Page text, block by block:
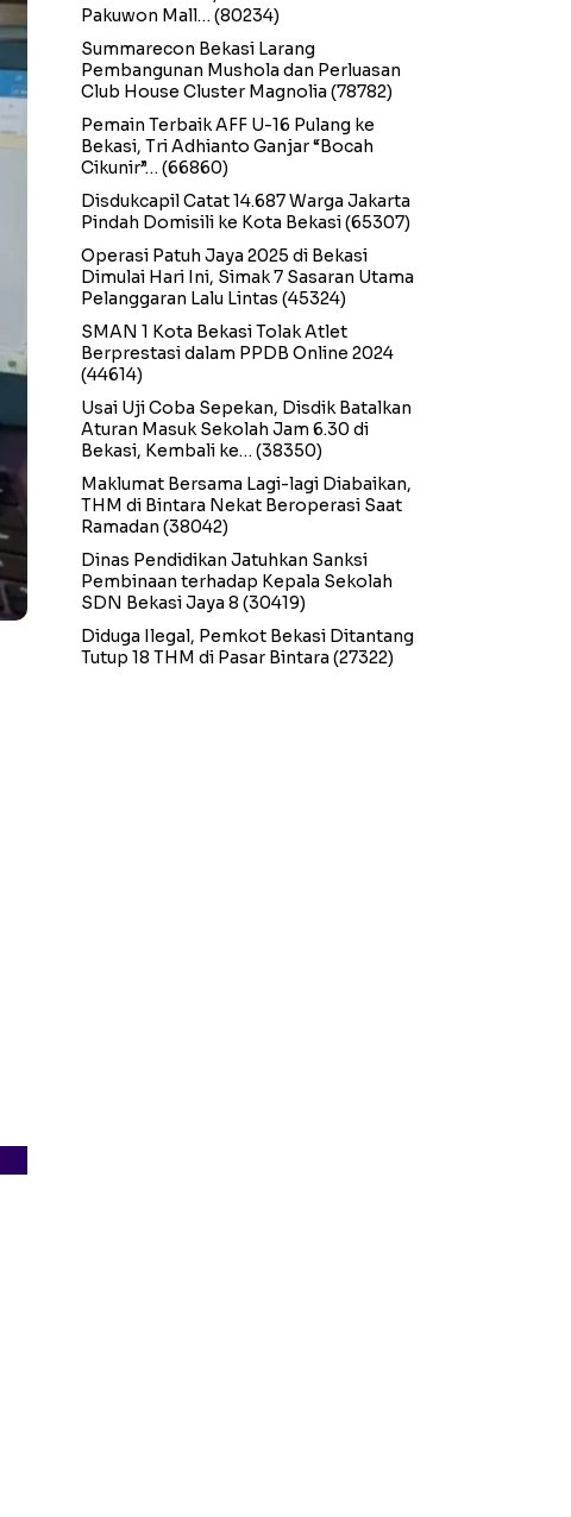
Pakuwon Mall… (80234)
Summarecon Bekasi Larang
Pembangunan Mushola dan Perluasan
Club House Cluster Magnolia (78782)
Pemain Terbaik AFF U-16 Pulang ke
Bekasi, Tri Adhianto Ganjar “Bocah
Cikunir”… (66860)
Disdukcapil Catat 14.687 Warga Jakarta
Pindah Domisili ke Kota Bekasi(65307)
Operasi Patuh Jaya 2025 di Bekasi
Dimulai Hari Ini, Simak 7 Sasaran Utama
Pelanggaran Lalu Lintas (45324)
SMAN 1 Kota Bekasi Tolak Atlet
Berprestasi dalam PPDB Online 2024
(44614)
Usai Uji Coba Sepekan, Disdik Batalkan
Aturan Masuk Sekolah Jam 6.30 di
Bekasi, Kembali ke… (38350)
Maklumat Bersama Lagi-lagi Diabaikan,
THM di Bintara Nekat Beroperasi Saat
Ramadan (38042)
Dinas Pendidikan Jatuhkan Sanksi
Pembinaan terhadap Kepala Sekolah
SDN Bekasi Jaya 8 (30419)
Diduga Ilegal, Pemkot Bekasi Ditantang
Tutup 18 THM di Pasar Bintara (27322)